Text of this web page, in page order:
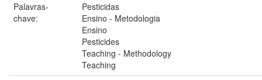
Palavras-
chave:
Pesticidas
Ensino - Metodologia
Ensino
Pesticides
Teaching - Methodology
Teaching